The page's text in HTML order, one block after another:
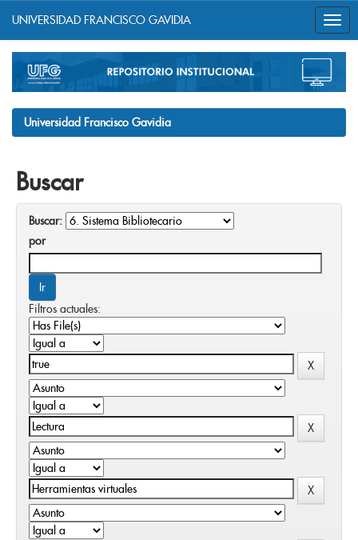
navigation
UNIVERSIDAD FRANCISCO GAVIDIA
Universidad Francisco Gavidia
Buscar
Buscar:
por
Filtros actuales: